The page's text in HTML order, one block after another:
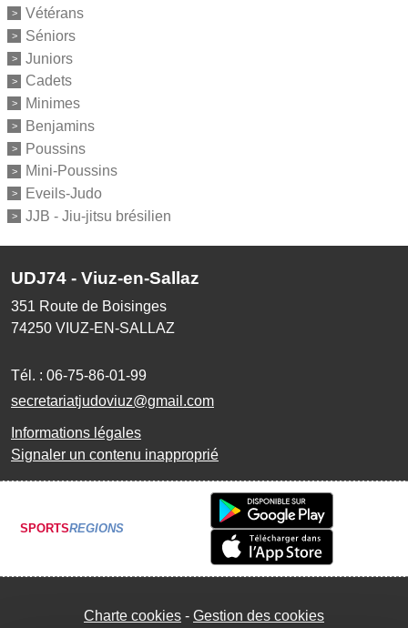
Vétérans
Séniors
Juniors
Cadets
Minimes
Benjamins
Poussins
Mini-Poussins
Eveils-Judo
JJB - Jiu-jitsu brésilien
UDJ74 - Viuz-en-Sallaz
351 Route de Boisinges
74250 VIUZ-EN-SALLAZ
Tél. : 06-75-86-01-99
secretariatjudoviuz@gmail.com
Informations légales
Signaler un contenu inapproprié
SPORTSREGIONS
Charte cookies Gestion des cookies